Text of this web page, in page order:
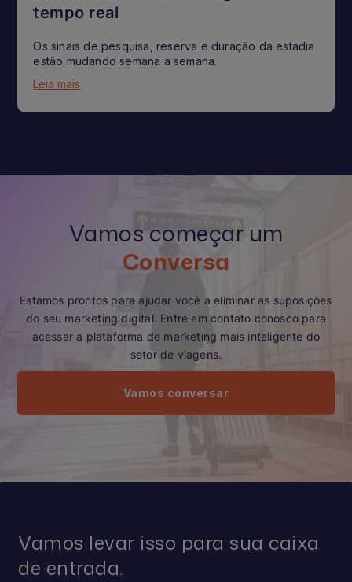
tempo real
Os sinais de pesquisa, reserva e duração da estadia
estão mudando semana a semana.
Leia mais
Vamos começar um
Conversa
Estamos prontos para ajudar você a eliminar as suposições
do seu marketing digital. Entre em contato conosco para
acessar a plataforma de marketing mais inteligente do
setor de viagens.
Vamos conversar
Vamos levar isso para sua caixa
de entrada.